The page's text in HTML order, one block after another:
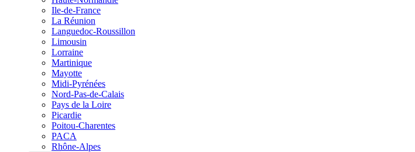
Ile-de-France
La Réunion
Languedoc-Roussillon
Limousin
Lorraine
Martinique
Mayotte
Midi-Pyrénées
Nord-Pas-de-Calais
Pays de la Loire
Picardie
Poitou-Charentes
PACA
Rhône-Alpes